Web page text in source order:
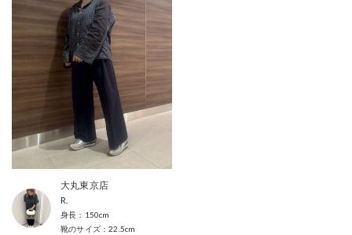
大丸東京店
R.
150cm
22.5cm